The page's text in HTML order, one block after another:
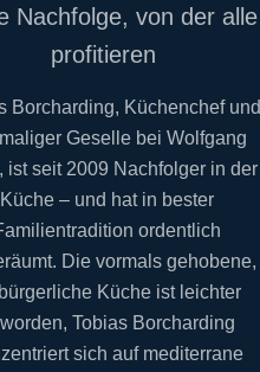
Nachfolge, von der alle
profitieren
Borcharding, Küchenchef und
Geselle bei Wolfgang
ist seit 2009 Nachfolger in der
Küche – und hat in bester
ordentlich
Die vormals gehobene,
Küche ist leichter
Tobias Borcharding
sich auf mediterrane